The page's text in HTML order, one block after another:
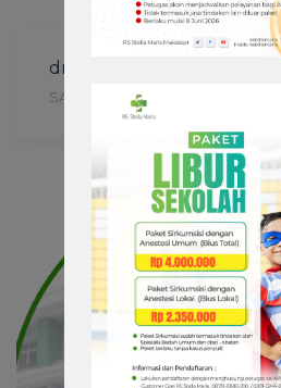
dr. Louis Kwandou, Sp. N (K)
SARAF